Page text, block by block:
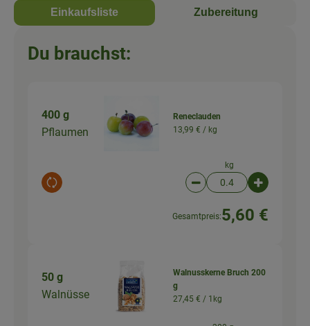
Einkaufsliste Zubereitung
Du brauchst:
400 g
Pflaumen
Auswahl ändern
Reneclauden
13,99 € / kg
kg
Artikelanzahl
Gesamtpreis:5,60 €
50 g
Walnüsse
Walnusskerne Bruch 200
g
27,45 € / 1kg